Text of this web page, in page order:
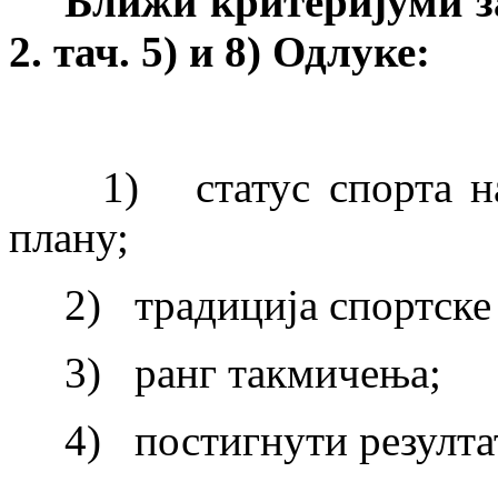
2. тач. 5) и 8) Одлуке:
1) статус спорта на
плану;
2) традиција спортске
3) ранг такмичења;
4) постигнути